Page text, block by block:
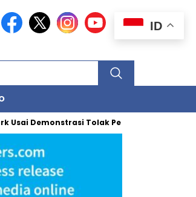
Tolak Penangkapan Imigran oleh
ID